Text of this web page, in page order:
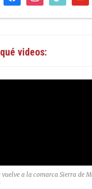
videos:
vuelve a la comarca Sierra de